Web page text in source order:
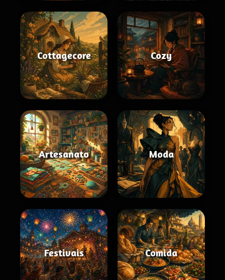
Cottagecore Cozy
Artesanato Moda
Festivais Comida